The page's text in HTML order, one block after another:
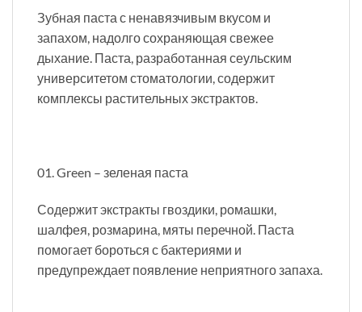
Зубная паста с ненавязчивым вкусом и
запахом, надолго сохраняющая свежее
дыхание. Паста, разработанная сеульским
университетом стоматологии, содержит
комплексы растительных экстрактов.
01. Green – зеленая паста
Содержит экстракты гвоздики, ромашки,
шалфея, розмарина, мяты перечной. Паста
помогает бороться с бактериями и
предупреждает появление неприятного запаха.